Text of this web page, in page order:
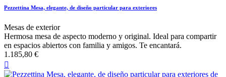
Pezzettina Mesa, elegante, de diseño particular para exteriores
Mesas de exterior
Hermosa mesa de aspecto moderno y original. Ideal para compartir
en espacios abiertos con familia y amigos. Te encantará.
1.185,80 €
